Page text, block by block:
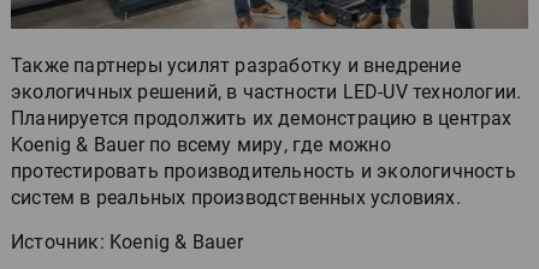
Также партнеры усилят разработку и внедрение
экологичных решений, в частности LED-UV технологии.
Планируется продолжить их демонстрацию в центрах
Koenig & Bauer по всему миру, где можно
протестировать производительность и экологичность
систем в реальных производственных условиях.
Источник: Koenig & Bauer